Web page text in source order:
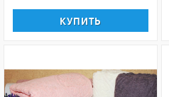
КУПИТЬ